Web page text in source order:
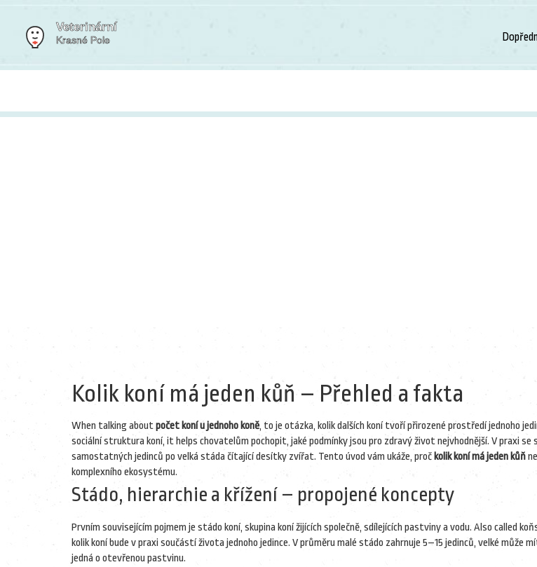
Kolik koní má jeden kůň – Přehled a fakta
When talking aboutpočet koní u jednoho koně, to je otázka, kolik dalších koní tvoří přirozené prostředí jednoho
sociální struktura koní, it helps chovatelům pochopit, jaké podmínky jsou pro zdravý život nejvhodnější. V praxi
samostatných jedinců po velká stáda čítající desítky zvířat. Tento úvod vám ukáže, proč kolik koní má jeden kůň
komplexního ekosystému.
Stádo, hierarchie a křížení – propojené koncepty
Prvním souvisejícím pojmem je stádo koní, skupina koní žijících společně, sdílejících pastviny a vodu. Also called
kolik koní bude v praxi součástí života jednoho jedince. V průměru malé stádo zahrnuje 5–15 jedinců, velké může
jedná o otevřenou pastvinu.